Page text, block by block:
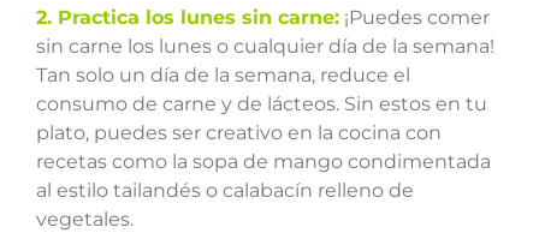
2. Practica los lunes sin carne: ¡Puedes comer
sin carne los lunes o cualquier día de la semana!
Tan solo un día de la semana, reduce el
consumo de carne y de lácteos. Sin estos en tu
plato, puedes ser creativo en la cocina con
recetas como la sopa de mango condimentada
al estilo tailandés o calabacín relleno de
vegetales.